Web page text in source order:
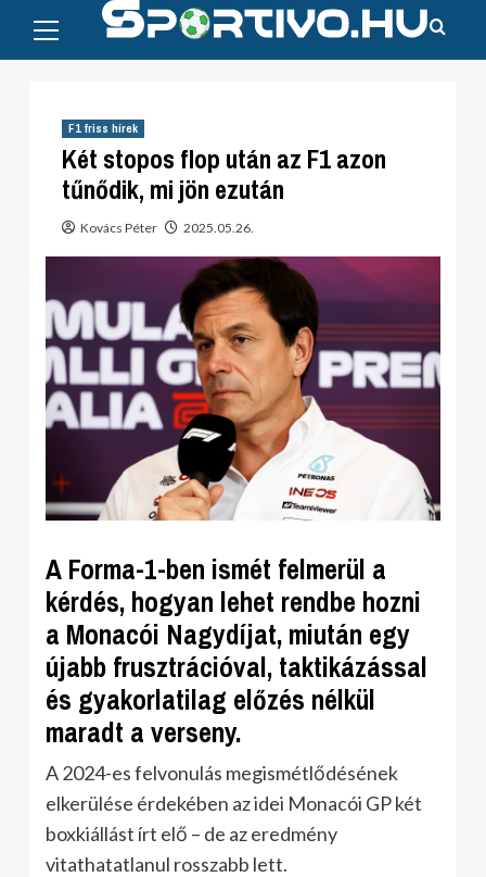
content
Menu
F1 friss hírek
Két stopos flop után az F1 azon
tűnődik, mi jön ezután
Kovács Péter 2025.05.26.
A Forma-1-ben ismét felmerül a
kérdés, hogyan lehet rendbe hozni
a Monacói Nagydíjat, miután egy
újabb frusztrációval, taktikázással
és gyakorlatilag előzés nélkül
maradt a verseny.
A 2024-es felvonulás megismétlődésének
elkerülése érdekében az idei Monacói GP két
boxkiállást írt elő – de az eredmény
vitathatatlanul rosszabb lett.